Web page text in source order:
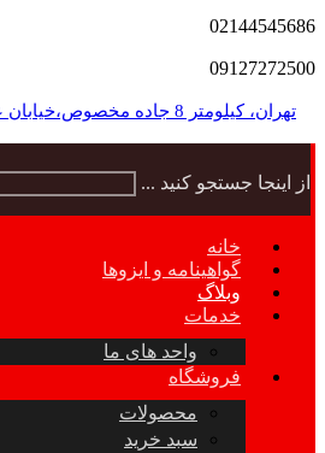
02144545686
09127272500
تهران، کیلومتر 8 جاده مخصوص،خیابان عاشری، تقاطع جلال
از اینجا جستجو کنید ...
خانه
گواهینامه و ایزوها
وبلاگ
خدمات
واحد های ما
فروشگاه
محصولات
سبد خرید